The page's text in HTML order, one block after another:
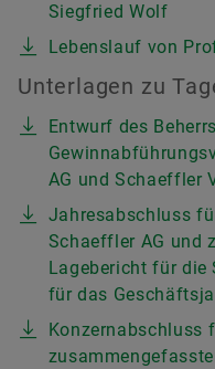
Siegfried Wolf
Lebenslauf von
Unterlagen zu
Entwurf des
AG und Schaeffler
Jahresabschluss
Schaeffler AG und
Lagebericht für die
für das
Konzernabschluss